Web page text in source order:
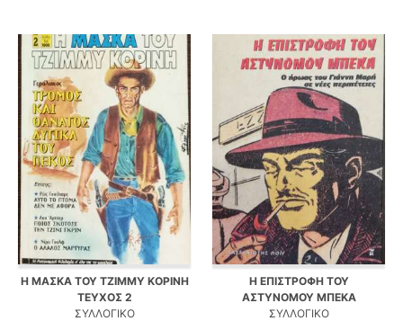
Η ΜΑΣΚΑ ΤΟΥ ΤΖΙΜΜΥ ΚΟΡΙΝΗ
ΤΕΥΧΟΣ 2
ΣΥΛΛΟΓΙΚΟ
Η ΕΠΙΣΤΡΟΦΗ ΤΟΥ
ΑΣΤΥΝΟΜΟΥ ΜΠΕΚΑ
ΣΥΛΛΟΓΙΚΟ